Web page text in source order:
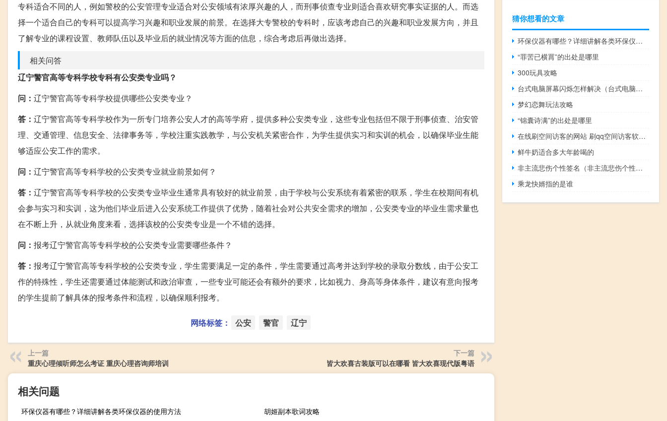
专科适合不同的人，例如警校的公安管理专业适合对公安领域有浓厚兴趣的人，而刑事侦查专业则适合喜欢研究事实证据的人。而选
择一个适合自己的专科可以提高学习兴趣和职业发展的前景。在选择大专警校的专科时，应该考虑自己的兴趣和职业发展方向，并且
了解专业的课程设置、教师队伍以及毕业后的就业情况等方面的信息，综合考虑后再做出选择。
相关问答
辽宁警官高等专科学校专科有公安类专业吗？
问： 辽宁警官高等专科学校提供哪些公安类专业？
答： 辽宁警官高等专科学校作为一所专门培养公安人才的高等学府，提供多种公安类专业，这些专业包括但不限于刑事侦查、治安管
理、交通管理、信息安全、法律事务等，学校注重实践教学，与公安机关紧密合作，为学生提供实习和实训的机会，以确保毕业生能
够适应公安工作的需求。
问： 辽宁警官高等专科学校的公安类专业就业前景如何？
答： 辽宁警官高等专科学校的公安类专业毕业生通常具有较好的就业前景，由于学校与公安系统有着紧密的联系，学生在校期间有机
会参与实习和实训，这为他们毕业后进入公安系统工作提供了优势，随着社会对公共安全需求的增加，公安类专业的毕业生需求量也
在不断上升，从就业角度来看，选择该校的公安类专业是一个不错的选择。
问： 报考辽宁警官高等专科学校的公安类专业需要哪些条件？
答： 报考辽宁警官高等专科学校的公安类专业，学生需要满足一定的条件，学生需要通过高考并达到学校的录取分数线，由于公安工
作的特殊性，学生还需要通过体能测试和政治审查，一些专业可能还会有额外的要求，比如视力、身高等身体条件，建议有意向报考
的学生提前了解具体的报考条件和流程，以确保顺利报考。
网络标签： 公安 警官 辽宁
上一篇
重庆心理倾听师怎么考证 重庆心理咨询师培训
下一篇
皆大欢喜古装版可以在哪看 皆大欢喜现代版粤语
相关问题
环保仪器有哪些？详细讲解各类环保仪器的使用方法 胡姬副本歌词攻略
猜你想看的文章
环保仪器有哪些？详细讲解各类环保仪器的使用方法
“罪罟已横罥”的出处是哪里
300玩具攻略
台式电脑屏幕闪烁怎样解决（台式电脑屏幕闪烁）
梦幻恋舞玩法攻略
“锦囊诗满”的出处是哪里
在线刷空间访客的网站 刷qq空间访客软件(刷qq空间访客量的网站)
鲜牛奶适合多大年龄喝的
非主流悲伤个性签名（非主流悲伤个性签名）
乘龙快婿指的是谁